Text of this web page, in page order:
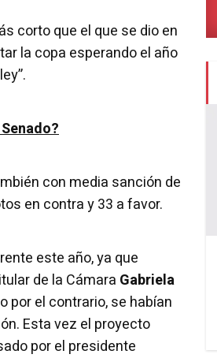
corto que el que se dio en
la copa esperando el año
con media sanción de
en contra y 33 a favor.
este año, ya que
de la Cámara Gabriela
por el contrario, se habían
Esta vez el proyecto
por el presidente